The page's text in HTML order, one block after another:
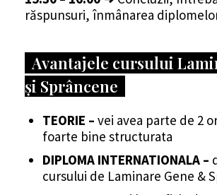
răspunsuri, înmânarea
Avantajele cursului
și Sprâncene
TEORIE – vei avea parte de 2
foarte bine structurata
DIPLOMA INTERNATIONALA –
cursului de Laminare Gene &